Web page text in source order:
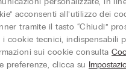
acconsenti all’utilizzo dei
tramite il tasto “Chiudi”
cookie tecnici, indispensabili
sui cookie consulta
preferenze, clicca su